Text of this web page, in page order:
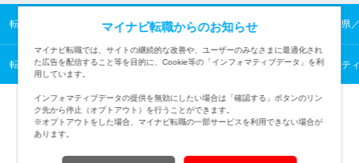
転職TOP 東北の転職・求人情報TOP 福島県の転職・求人情報TOP 福島県
転職TOP 企画・経営から探す 企画・経営の転職・求人情報一覧 マーケテ
マイナビ転職からのお知らせ
マイナビ転職では、サイトの継続的な改善や、ユーザーのみなさまに最適化され
た広告を配信すること等を目的に、Cookie等の「インフォマティブデータ」を利
用しています。
インフォマティブデータの提供を無効にしたい場合は「確認する」ボタンのリン
ク先から停止（オプトアウト）を行うことができます。
※オプトアウトをした場合、マイナビ転職の一部サービスを利用できない場合が
あります。